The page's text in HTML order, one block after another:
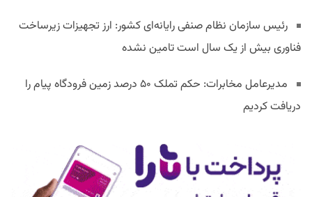
رئیس سازمان نظام صنفی رایانه‌ای کشور: ارز تجهیزات زیرساخت
فناوری بیش از یک سال است تامین نشده
مدیرعامل مخابرات: حکم تملک ۵۰ درصد زمین فرودگاه پیام را
دریافت کردیم